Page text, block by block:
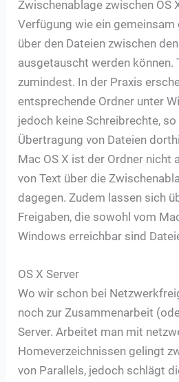
Zwischenablage zwischen OS
Verfügung wie ein gemeinsam
über den Dateien zwischen
ausgetauscht werden können.
zumindest. In der Praxis
entsprechende Ordner unter
jedoch keine Schreibrechte, so
Übertragung von Dateien
Mac OS X ist der Ordner nicht
von Text über die
dagegen. Zudem lassen sich
Freigaben, die sowohl vom
Windows erreichbar sind
OS X Server
Wo wir schon bei
noch zur Zusammenarbeit
Server. Arbeitet man mit
Homeverzeichnissen gelingt
von Parallels, jedoch schlägt